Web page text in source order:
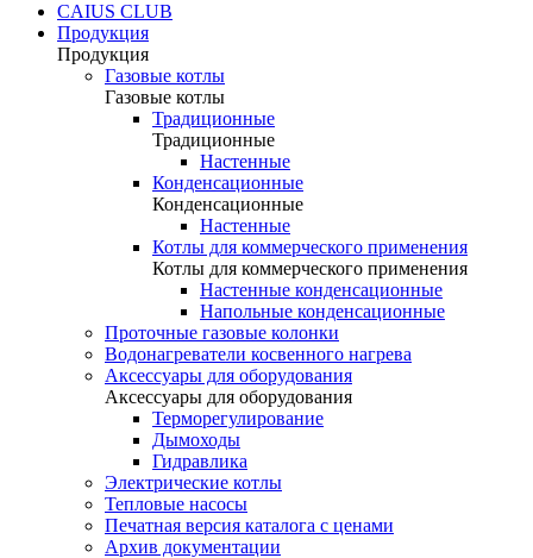
CAIUS CLUB
Продукция
Продукция
Газовые котлы
Газовые котлы
Традиционные
Традиционные
Настенные
Конденсационные
Конденсационные
Настенные
Котлы для коммерческого применения
Котлы для коммерческого применения
Настенные конденсационные
Напольные конденсационные
Проточные газовые колонки
Водонагреватели косвенного нагрева
Аксессуары для оборудования
Аксессуары для оборудования
Терморегулирование
Дымоходы
Гидравлика
Электрические котлы
Тепловые насосы
Печатная версия каталога с ценами
Архив документации